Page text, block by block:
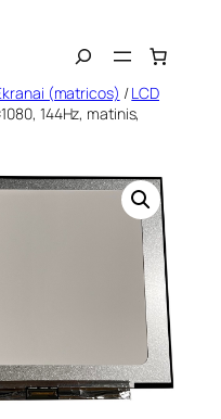
Search
(matricos) /LCD
144Hz, matinis,